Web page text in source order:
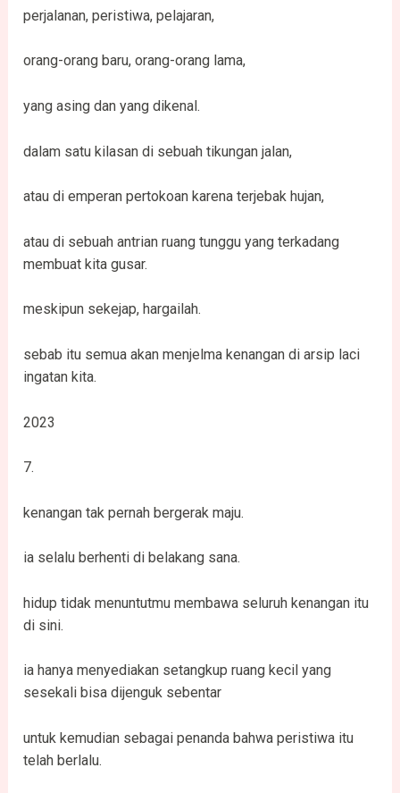
perjalanan, peristiwa, pelajaran,
orang-orang baru, orang-orang lama,
yang asing dan yang dikenal.
dalam satu kilasan di sebuah tikungan jalan,
atau di emperan pertokoan karena terjebak hujan,
atau di sebuah antrian ruang tunggu yang terkadang
membuat kita gusar.
meskipun sekejap, hargailah.
sebab itu semua akan menjelma kenangan di arsip laci
ingatan kita.
2023
7.
kenangan tak pernah bergerak maju.
ia selalu berhenti di belakang sana.
hidup tidak menuntutmu membawa seluruh kenangan itu
di sini.
ia hanya menyediakan setangkup ruang kecil yang
sesekali bisa dijenguk sebentar
untuk kemudian sebagai penanda bahwa peristiwa itu
telah berlalu.